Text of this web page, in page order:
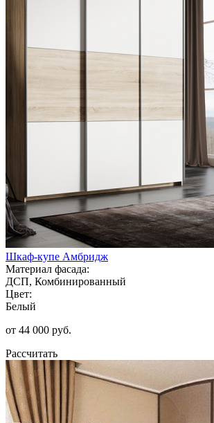
Шкаф-купе Амбридж
Материал фасада:
ДСП, Комбинированный
Цвет:
Белый
от 44 000 руб.
Рассчитать